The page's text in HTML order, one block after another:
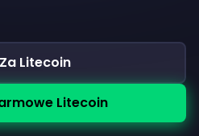
Litecoin
Litecoin